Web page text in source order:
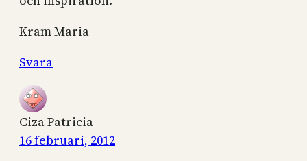
Kram Maria
Svara
Ciza Patricia
16 februari, 2012